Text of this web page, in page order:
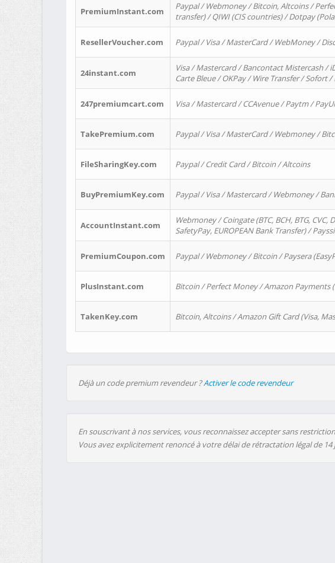
PremiumInstant.com
Paypal / Webmoney / Bitcoin, Altcoins /
transfer) / QIWI (CIS countries) / Dotpay
ResellerVoucher.com Paypal / Visa / MasterCard / WebMoney /
24instant.com
Visa / Mastercard / Bancontact Mistercash /
Carte Bleue / OKPay / Wire Transfer / Sofort
247premiumcart.com Visa / Mastercard / CCAvenue / Paytm /
TakePremium.com Paypal / Visa / MasterCard / Webmoney /
FileSharingKey.com Paypal / Credit Card / Bitcoin / Altcoins
BuyPremiumKey.com Paypal / Visa / Mastercard / Webmoney /
AccountInstant.com
Webmoney / Coingate (BTC, BCH, BTG, CVC,
SafetyPay, EUROPEAN Bank Transfer) /
PremiumCoupon.com Paypal / Webmoney / Bitcoin / Paysera
PlusInstant.com Bitcoin / Perfect Money / Amazon Payments
TakenKey.com Bitcoin, Altcoins / Amazon Gift Card (Visa,
Déjà un code premium revendeur ?Activer le code revendeur
En souscrivant à nos services, vous reconnaissez accepter sans
Vous avez explicitement renoncé à votre délai de rétractation légal de